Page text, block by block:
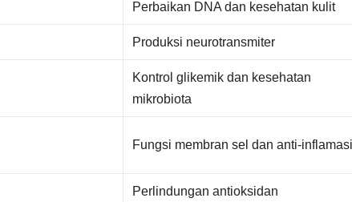
Perbaikan DNA dan kesehatan kulit
Produksi neurotransmiter
Kontrol glikemik dan kesehatan
mikrobiota
Fungsi membran sel dan anti-inflamasi
Perlindungan antioksidan